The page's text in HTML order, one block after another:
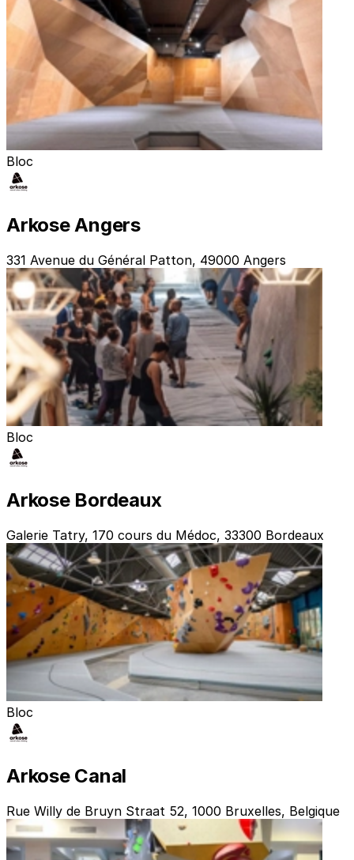
Bloc
Arkose Angers
331 Avenue du Général Patton, 49000 Angers
Bloc
Arkose Bordeaux
Galerie Tatry, 170 cours du Médoc, 33300 Bordeaux
Bloc
Arkose Canal
Rue Willy de Bruyn Straat 52, 1000 Bruxelles, Belgique